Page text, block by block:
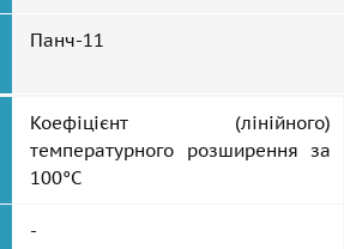
Панч-11
Коефіцієнт (лінійного)
температурного розширення за
100°С
-